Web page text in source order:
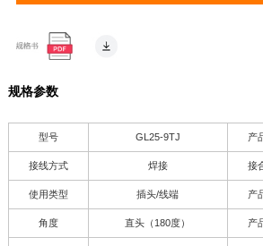
规格参数
型号 GL25-9TJ 产
接线方式 焊接 接
使用类型 插头/线端 产
角度 直头（180度） 产